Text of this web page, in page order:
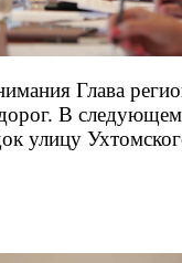
Глава
В следующем
улицу